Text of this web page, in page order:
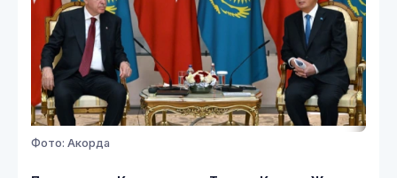
Фото: Акорда